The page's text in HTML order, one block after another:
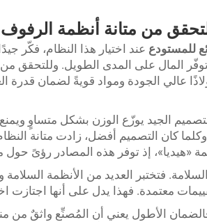
من متانة أنظمة الرفوف
للمستودع عند اختيار هذا النظام، فكّر
المال على المدى الطويل. وللتحقق من
عالي الجودة ومواد قويةً لضمان قدرة
الجيد يوزّع الوزن بشكل متساوٍ
وكلما كان التصميم أفضل، زادت متانة
«هيديا»، إذ توفر هذه المصادر رؤىً
فتختبر العديد من الأنظمة السلامة
معتمدة. فهذا يدل على أنها اجتازت
الأطول يعني أن المُصنِّع واثقٌ من